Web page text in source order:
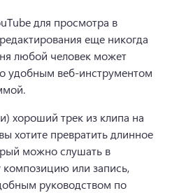
для просмотра в
еще никогда
любой человек может
удобным веб-инструментом
хороший трек из клипа на
хотите превратить длинное
можно слушать в
композицию или запись,
руководством по